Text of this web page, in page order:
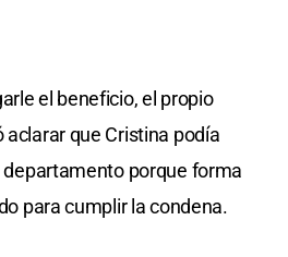
el beneficio, el propio
que Cristina podía
departamento porque forma
para cumplir la condena.